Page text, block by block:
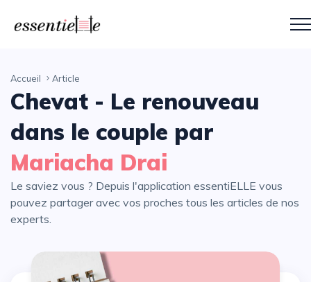
Accueil Article
Chevat - Le renouveau
dans le couple par
Mariacha Drai
Le saviez vous ? Depuis l'application essentiELLE vous
pouvez partager avec vos proches tous les articles de nos
experts.